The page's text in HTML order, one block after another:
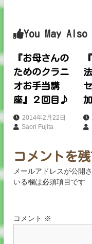
ー
シ
ョ
You May
『お母さんの
ためのクラニ
オお手当講
座』２回目♪
2014年2月22日
Saori Fujita
加
コメントを
メールアドレスが公開
いる欄は必須項目です
コメント ※